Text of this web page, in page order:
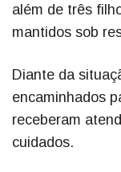
além de três
mantidos sob
Diante da
encaminhados
receberam
cuidados.